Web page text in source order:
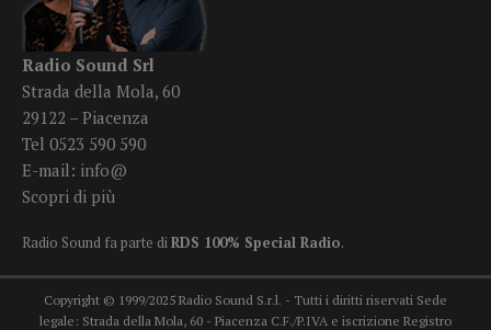
Radio Sound Srl
Strada della Mola, 60
29122 – Piacenza
Tel 0523 590 590
E-mail: info@
Scopri di più
Radio Sound fa parte diRDS 100% Special Radio.
Copyright © 1999/2025 Radio Sound S.r.l. - Tutti i diritti riservati Sede
legale: Strada della Mola, 60 - Piacenza C.F./P.IVA e iscrizione Registro